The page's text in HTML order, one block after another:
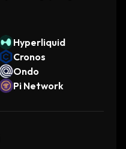
Hyperliquid
Cronos
Ondo
Pi Network